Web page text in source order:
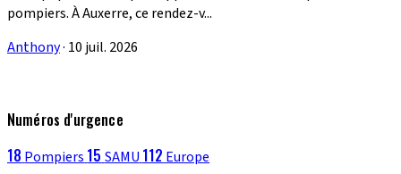
pompiers. À Auxerre, ce rendez-v...
Anthony· 10 juil. 2026
Numéros d'urgence
18 Pompiers 15 SAMU 112 Europe